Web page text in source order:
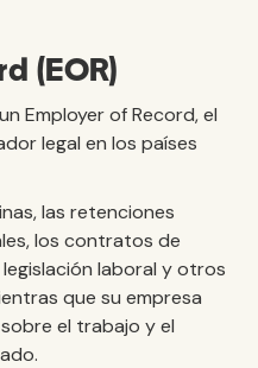
(EOR)
Employer of Record, el
legal en los países
las retenciones
los contratos de
laboral y otros
que su empresa
el trabajo y el